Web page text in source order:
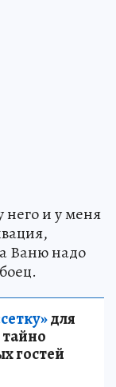
него и у меня
Ваню надо
для
гостей